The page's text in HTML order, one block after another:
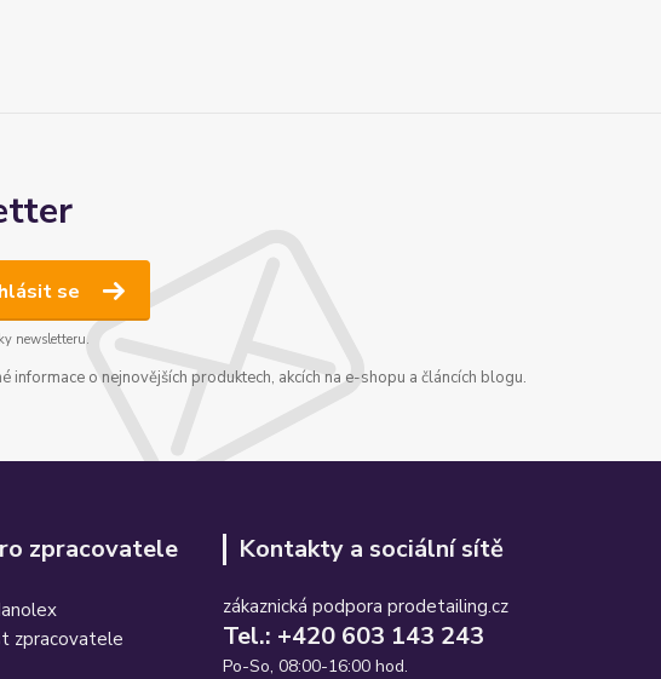
se
newsletteru.
o nejnovějších produktech, akcích na e-shopu a článcích blogu.
zpracovatele
zpracovatele
Kontakty a sociální sítě
zákaznická podpora prodetailing.cz
Tel.: +420 603 143 243
Po-So, 08:00-16:00 hod.